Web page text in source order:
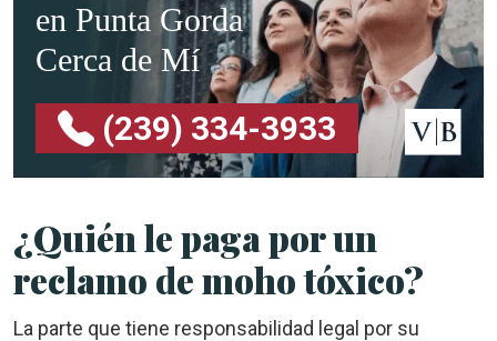
en Punta Gorda
Cerca de Mí
(239) 334-3933
¿Quién le paga por un
reclamo de moho tóxico?
La parte que tiene responsabilidad legal por su